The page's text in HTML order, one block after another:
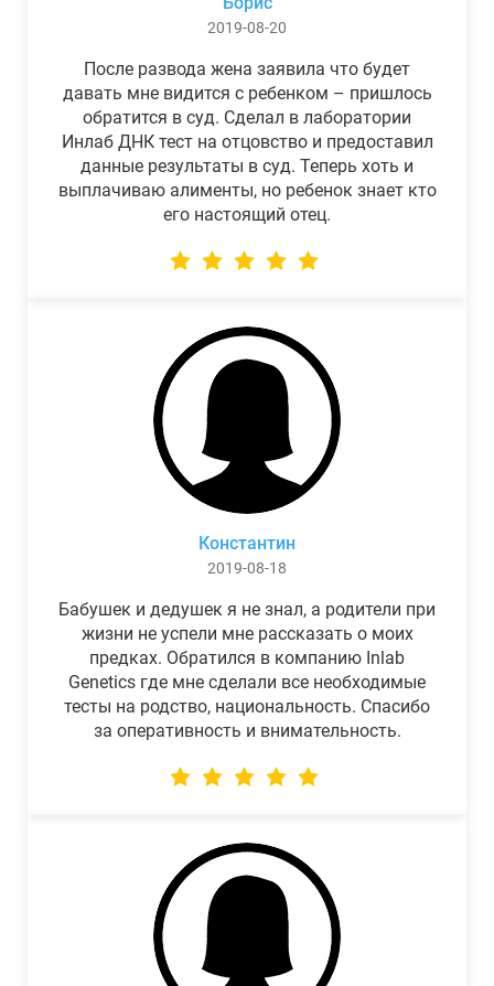
2019-08-20
После развода жена заявила что будет
давать мне видится с ребенком – пришлось
обратится в суд. Сделал в лаборатории
Инлаб ДНК тест на отцовство и предоставил
данные результаты в суд. Теперь хоть и
выплачиваю алименты, но ребенок знает кто
его настоящий отец.
Константин
2019-08-18
Бабушек и дедушек я не знал, а родители при
жизни не успели мне рассказать о моих
предках. Обратился в компанию Inlab
Genetics где мне сделали все необходимые
тесты на родство, национальность. Спасибо
за оперативность и внимательность.